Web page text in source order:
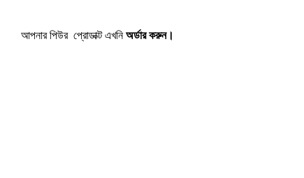
আপনার পিউর প্রোডাক্ট এখনিঅর্ডার করুন।